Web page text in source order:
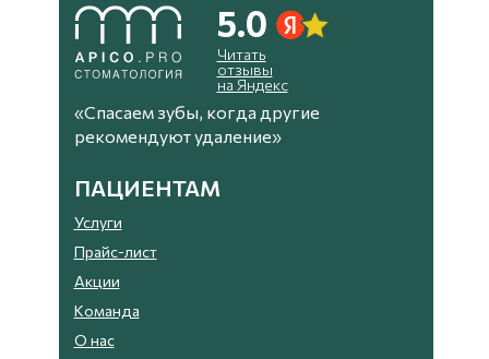
5.0
«Спасаем зубы, когда другие
рекомендуют удаление»
ПАЦИЕНТАМ
Услуги
Прайс-лист
Акции
Команда
О нас
Читать
отзывы
на Яндекс